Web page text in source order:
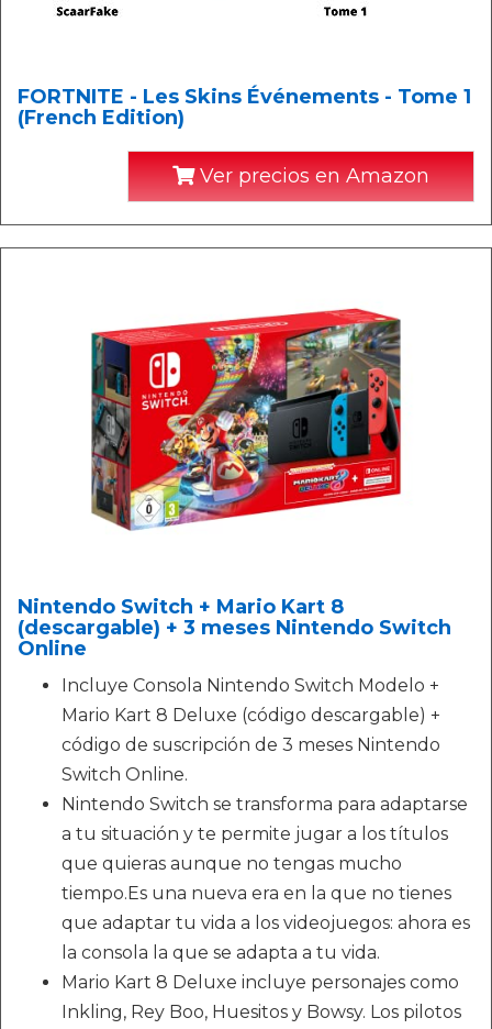
FORTNITE - Les Skins Événements - Tome 1
(French Edition)
Ver precios en Amazon
Nintendo Switch + Mario Kart 8
(descargable) + 3 meses Nintendo Switch
Online
Incluye Consola Nintendo Switch Modelo +
Mario Kart 8 Deluxe (código descargable) +
código de suscripción de 3 meses Nintendo
Switch Online.
Nintendo Switch se transforma para adaptarse
a tu situación y te permite jugar a los títulos
que quieras aunque no tengas mucho
tiempo.Es una nueva era en la que no tienes
que adaptar tu vida a los videojuegos: ahora es
la consola la que se adapta a tu vida.
Mario Kart 8 Deluxe incluye personajes como
Inkling, Rey Boo, Huesitos y Bowsy. Los pilotos